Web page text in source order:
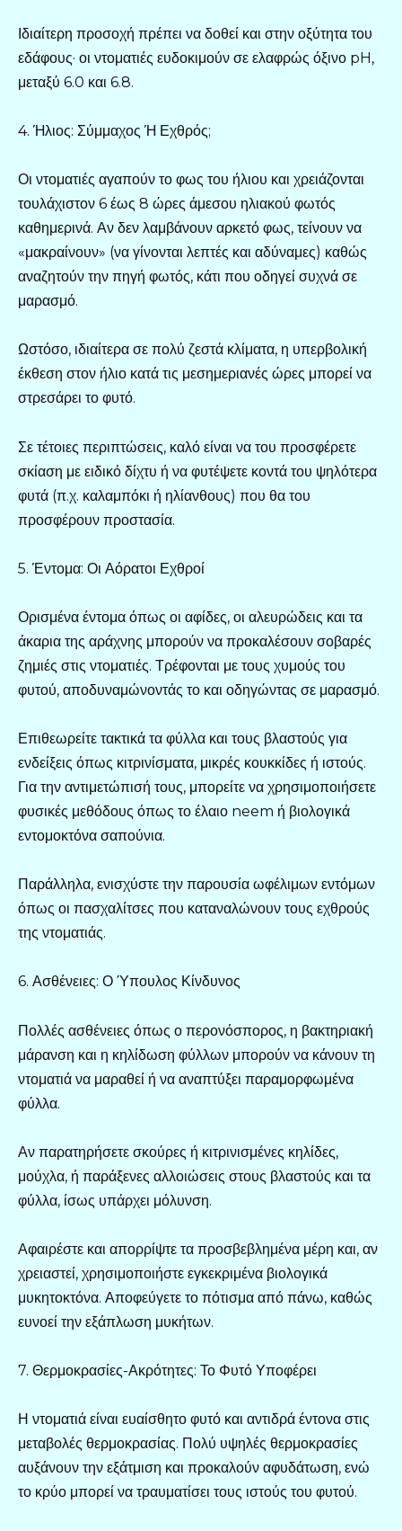
Ιδιαίτερη προσοχή πρέπει να δοθεί και στην οξύτητα του
εδάφους· οι ντοματιές ευδοκιμούν σε ελαφρώς όξινο pH,
μεταξύ 6.0 και 6.8.
4. Ήλιος: Σύμμαχος Ή Εχθρός;
Οι ντοματιές αγαπούν το φως του ήλιου και χρειάζονται
τουλάχιστον 6 έως 8 ώρες άμεσου ηλιακού φωτός
καθημερινά. Αν δεν λαμβάνουν αρκετό φως, τείνουν να
«μακραίνουν» (να γίνονται λεπτές και αδύναμες) καθώς
αναζητούν την πηγή φωτός, κάτι που οδηγεί συχνά σε
μαρασμό.
Ωστόσο, ιδιαίτερα σε πολύ ζεστά κλίματα, η υπερβολική
έκθεση στον ήλιο κατά τις μεσημεριανές ώρες μπορεί να
στρεσάρει το φυτό.
Σε τέτοιες περιπτώσεις, καλό είναι να του προσφέρετε
σκίαση με ειδικό δίχτυ ή να φυτέψετε κοντά του ψηλότερα
φυτά (π.χ. καλαμπόκι ή ηλίανθους) που θα του
προσφέρουν προστασία.
5. Έντομα: Οι Αόρατοι Εχθροί
Ορισμένα έντομα όπως οι αφίδες, οι αλευρώδεις και τα
άκαρια της αράχνης μπορούν να προκαλέσουν σοβαρές
ζημιές στις ντοματιές. Τρέφονται με τους χυμούς του
φυτού, αποδυναμώνοντάς το και οδηγώντας σε μαρασμό.
Επιθεωρείτε τακτικά τα φύλλα και τους βλαστούς για
ενδείξεις όπως κιτρινίσματα, μικρές κουκκίδες ή ιστούς.
Για την αντιμετώπισή τους, μπορείτε να χρησιμοποιήσετε
φυσικές μεθόδους όπως το έλαιο neem ή βιολογικά
εντομοκτόνα σαπούνια.
Παράλληλα, ενισχύστε την παρουσία ωφέλιμων εντόμων
όπως οι πασχαλίτσες που καταναλώνουν τους εχθρούς
της ντοματιάς.
6. Ασθένειες: Ο Ύπουλος Κίνδυνος
Πολλές ασθένειες όπως ο περονόσπορος, η βακτηριακή
μάρανση και η κηλίδωση φύλλων μπορούν να κάνουν τη
ντοματιά να μαραθεί ή να αναπτύξει παραμορφωμένα
φύλλα.
Αν παρατηρήσετε σκούρες ή κιτρινισμένες κηλίδες,
μούχλα, ή παράξενες αλλοιώσεις στους βλαστούς και τα
φύλλα, ίσως υπάρχει μόλυνση.
Αφαιρέστε και απορρίψτε τα προσβεβλημένα μέρη και, αν
χρειαστεί, χρησιμοποιήστε εγκεκριμένα βιολογικά
μυκητοκτόνα. Αποφεύγετε το πότισμα από πάνω, καθώς
ευνοεί την εξάπλωση μυκήτων.
7. Θερμοκρασίες-Ακρότητες: Το Φυτό Υποφέρει
Η ντοματιά είναι ευαίσθητο φυτό και αντιδρά έντονα στις
μεταβολές θερμοκρασίας. Πολύ υψηλές θερμοκρασίες
αυξάνουν την εξάτμιση και προκαλούν αφυδάτωση, ενώ
το κρύο μπορεί να τραυματίσει τους ιστούς του φυτού.